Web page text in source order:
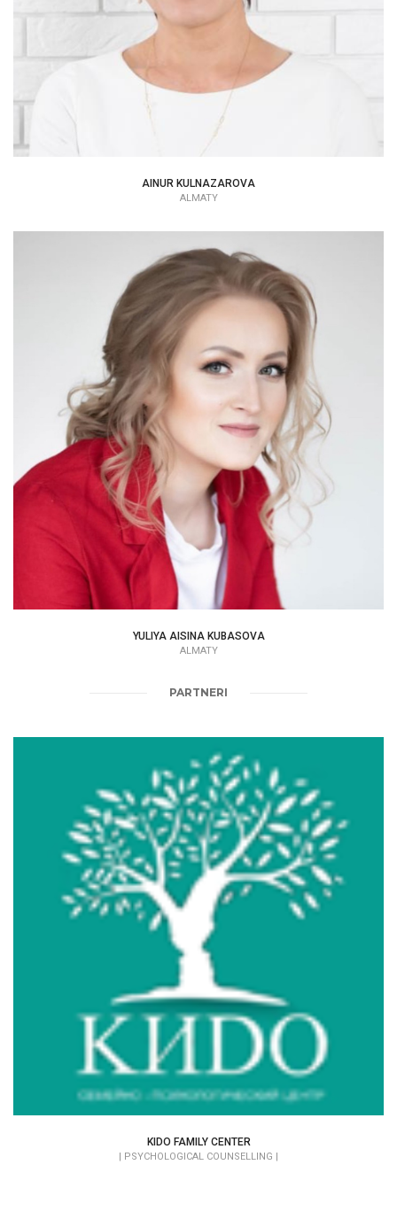
AINUR KULNAZAROVA
ALMATY
YULIYA AISINA KUBASOVA
YULIYA AISINA KUBASOVA
ALMATY
PARTNERI
KIDO FAMILY CENTER
КАЗАХСТАН
KIDO FAMILY CENTER
| PSYCHOLOGICAL COUNSELLING |